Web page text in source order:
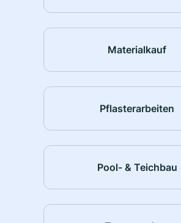
Materialkauf
Pflasterarbeiten
Pool- & Teichbau